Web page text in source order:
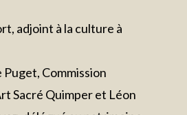
adjoint à la culture à
Commission
Sacré Quimper et Léon